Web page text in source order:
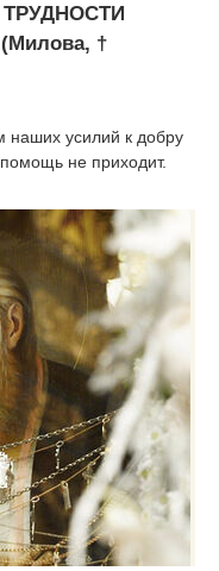
†
наших усилий к добру
не приходит.